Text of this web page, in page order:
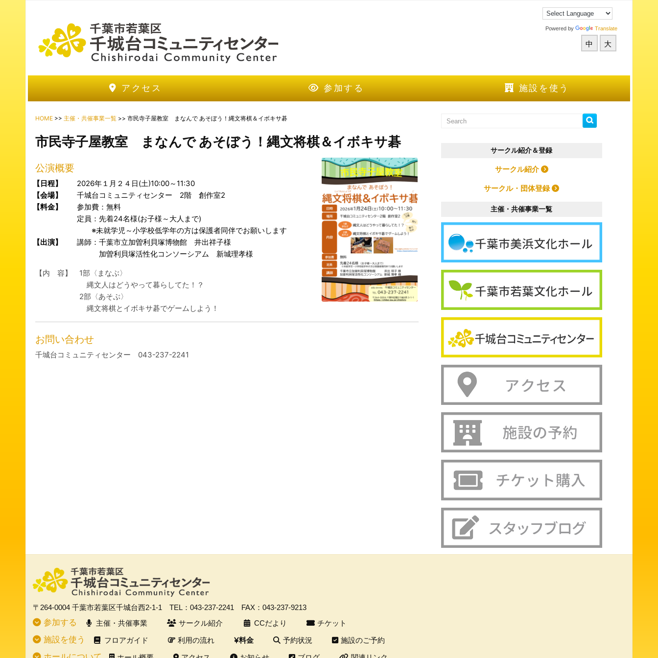
Powered by Translate
中 大
アクセス 参加する 施設を使う
HOME >> 主催・共催事業一覧 >> 市民寺子屋教室 まなんで あそぼう！縄文将棋＆イボキサ碁
市民寺子屋教室 まなんで あそぼう！縄文将棋＆イボキサ碁
公演概要
【日程】
2026年１月２４日(土)10:00～11:30
【会場】
千城台コミュニティセンター 2階 創作室2
【料金】
参加費：無料
定員：先着24名様(お子様～大人まで)
※未就学児～小学校低学年の方は保護者同伴でお願いします
【出演】
講師：千葉市立加曽利貝塚博物館 井出祥子様
加曽利貝塚活性化コンソーシアム 新城理孝様
【内 容】 1部〈まなぶ〉
縄文人はどうやって暮らしてた！？
2部〈あそぶ〉
縄文将棋とイボキサ碁でゲームしよう！
お問い合わせ
千城台コミュニティセンター 043-237-2241
サークル紹介＆登録
サークル紹介
サークル・団体登録
主催・共催事業一覧
〒264-0004 千葉市若葉区千城台西2-1-1 TEL：043-237-2241 FAX：043-237-9213
参加する 主催・共催事業 サークル紹介 CCだより チケット
施設を使う フロアガイド 利用の流れ 料金 予約状況 施設のご予約